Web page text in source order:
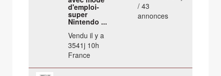
d'emploi-
super
Nintendo ...
Vendu il y a
3541j 10h
France
/ 43
annonces